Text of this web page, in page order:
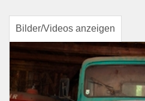
Bilder/Videos anzeigen